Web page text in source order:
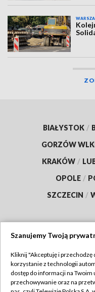
BIAŁYSTOK /
GORZÓW
KRAKÓW /
OPOLE /
SZCZECIN /
Abonament TVP
Szanujemy Twoją
Kliknij "Akceptuję i przechodzę
korzystanie z technologii
dostęp do informacji na
przechowywanie oraz na